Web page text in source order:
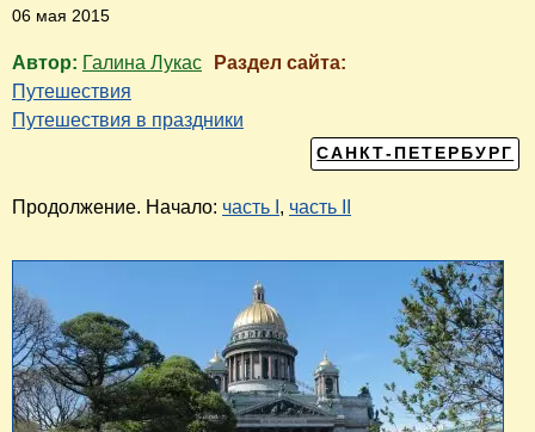
06 мая 2015
Автор: Галина Лукас
Раздел сайта:
Путешествия
Путешествия в праздники
САНКТ-ПЕТЕРБУРГ
Продолжение. Начало: часть I , часть II